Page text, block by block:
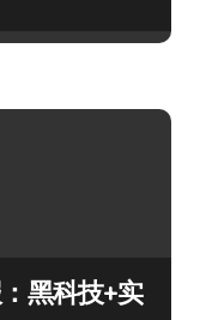
黑科技+实